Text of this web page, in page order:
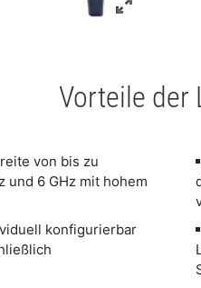
Vorteile der
von bis zu
und 6 GHz mit hohem
konfigurierbar